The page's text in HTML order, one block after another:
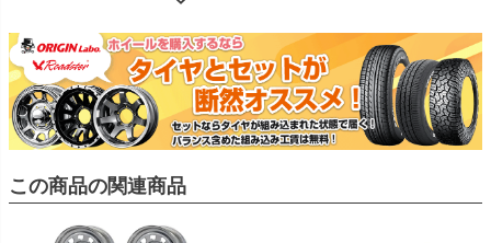
この商品の関連商品